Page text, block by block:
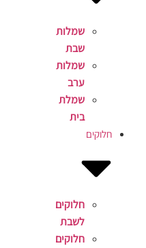
שמלות
שבת
שמלות
ערב
שמלת
בית
חלוקים
חלוקים
לשבת
חלוקים